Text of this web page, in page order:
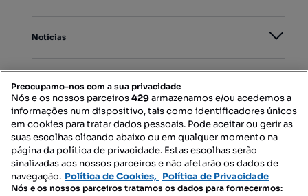
Notícias
Mapa do Site
Contacte-nos
Preocupamo-nos com a sua privacidade
Nós e os nossos parceiros429armazenamos e/ou acedemos a
informações num dispositivo, tais como identificadores únicos
em cookies para tratar dados pessoais. Pode aceitar ou gerir as
suas escolhas clicando abaixo ou em qualquer momento na
página da política de privacidade. Estas escolhas serão
sinalizadas aos nossos parceiros e não afetarão os dados de
navegação. Política de Cookies, Política de Privacidade
Nós e os nossos parceiros tratamos os dados para fornecermos: